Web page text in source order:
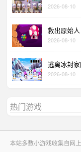
2026-08-10
救出原始人
2026-08-10
逃离冰封
2026-08-10
热门游戏
本站多数小游戏收集自网